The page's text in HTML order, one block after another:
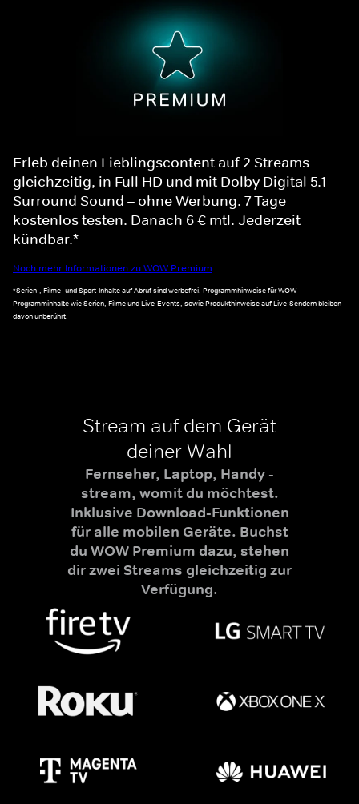
Erleb deinen Lieblingscontent auf 2 Streams
gleichzeitig, in Full HD und mit Dolby Digital 5.1
Surround Sound – ohne Werbung. 7 Tage
kostenlos testen. Danach 6 € mtl. Jederzeit
kündbar.*
Noch mehr Informationen zu WOW Premium
*Serien-, Filme- und Sport-Inhalte auf Abruf sind werbefrei. Programmhinweise für WOW
Programminhalte wie Serien, Filme und Live-Events, sowie Produkthinweise auf Live-Sendern bleiben
davon unberührt.
Stream auf dem Gerät
deiner Wahl
Fernseher, Laptop, Handy -
stream, womit du möchtest.
Inklusive Download-Funktionen
für alle mobilen Geräte. Buchst
du WOW Premium dazu, stehen
dir zwei Streams gleichzeitig zur
Verfügung.